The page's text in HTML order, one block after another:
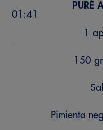
01:41
PURÉ
1
150
Pimienta